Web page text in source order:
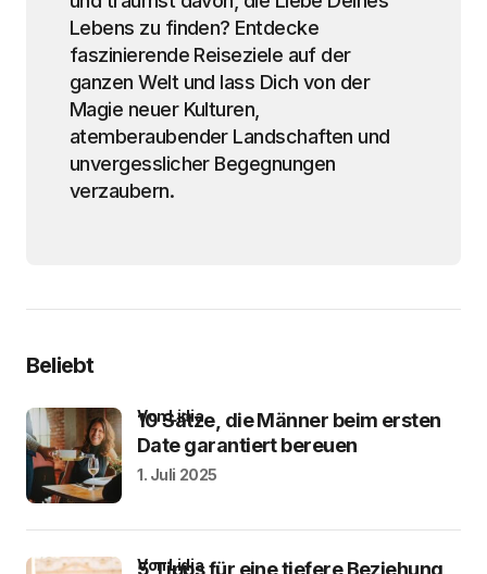
Lebens zu finden? Entdecke
faszinierende Reiseziele auf der
ganzen Welt und lass Dich von der
Magie neuer Kulturen,
atemberaubender Landschaften und
unvergesslicher Begegnungen
verzaubern.
Beliebt
10 Sätze, die Männer beim ersten
Date garantiert bereuen
von Lidia
1. Juli 2025
5 Tipps für eine tiefere Beziehung
von Lidia